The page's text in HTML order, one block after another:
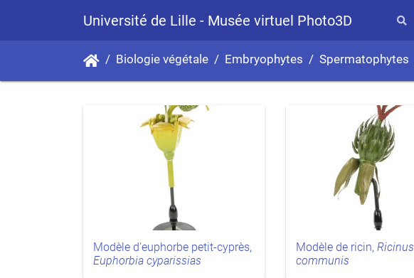
Université de Lille - Musée virtuel Photo3D
Biologie végétale Embryophytes Spermatophytes
Modèle d'euphorbe petit-cyprès,
Euphorbia cyparissias
Modèle de ricin, Ricinus
communis